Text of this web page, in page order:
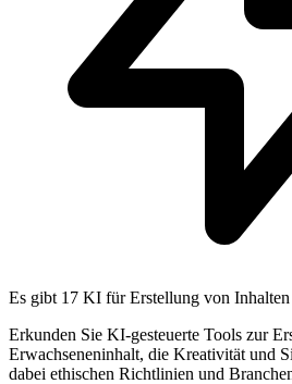
Es gibt 17 KI für Erstellung von
Erkunden Sie KI-gesteuerte Tools zur
Erwachseneninhalt, die Kreativität und
dabei ethischen Richtlinien und